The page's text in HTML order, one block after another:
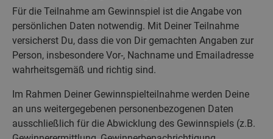
Für die Teilnahme am Gewinnspiel ist die Angabe von
persönlichen Daten notwendig. Mit Deiner Teilnahme
versicherst Du, dass die von Dir gemachten Angaben zur
Person, insbesondere Vor-, Nachname und Emailadresse
wahrheitsgemäß und richtig sind.
Im Rahmen Deiner Gewinnspielteilnahme werden Deine
an uns weitergegebenen personenbezogenen Daten
ausschließlich für die Abwicklung des Gewinnspiels (z.B.